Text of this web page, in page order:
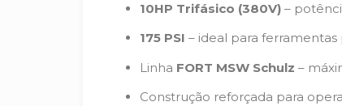
10HP Trifásico (380V) –
175 PSI – ideal para
Linha FORT MSW Schulz –
Construção reforçada para